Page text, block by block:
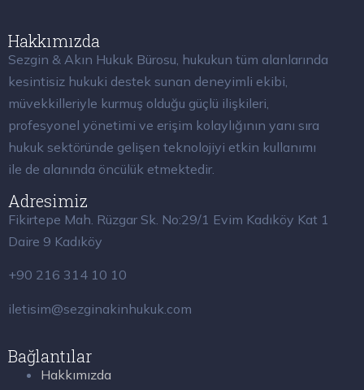
Hakkımızda
Sezgin & Akın Hukuk Bürosu, hukukun tüm alanlarında
kesintisiz hukuki destek sunan deneyimli ekibi,
müvekkilleriyle kurmuş olduğu güçlü ilişkileri,
profesyonel yönetimi ve erişim kolaylığının yanı sıra
hukuk sektöründe gelişen teknolojiyi etkin kullanımı
ile de alanında öncülük etmektedir.
Adresimiz
Fikirtepe Mah. Rüzgar Sk. No:29/1 Evim Kadıköy Kat 1
Daire 9 Kadıköy
+90 216 314 10 10
iletisim@sezginakinhukuk.com
Bağlantılar
Hakkımızda